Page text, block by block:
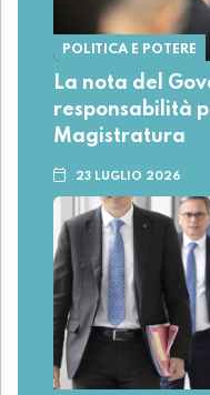
POLITICA E POTERE
La nota del
responsabilità
Magistratura
23 LUGLIO 2026